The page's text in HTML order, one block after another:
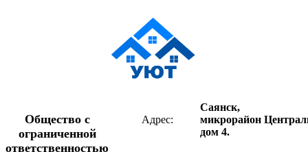
Общество с
ограниченной
ответственностью
Адрес:
Саянск,
микрорайон
дом 4.